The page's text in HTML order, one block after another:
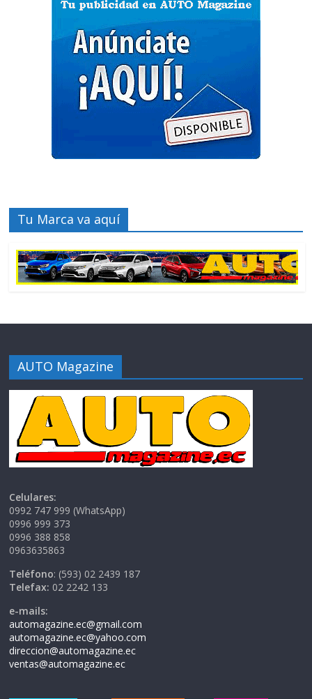
Tu Marca va aquí
AUTO Magazine
Celulares:
0992 747 999 (WhatsApp)
0996 999 373
0996 388 858
0963635863
Teléfono: (593) 02 2439 187
Telefax: 02 2242 133
e-mails:
automagazine.ec@gmail.com
automagazine.ec@yahoo.com
direccion@automagazine.ec
ventas@automagazine.ec